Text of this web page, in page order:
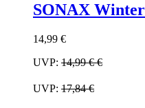
SONAX
14,99 €
UVP: 14,99 €€
UVP: 17,84 €